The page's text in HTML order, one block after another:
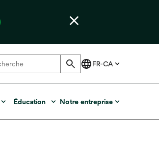
Éducation Notre entreprise